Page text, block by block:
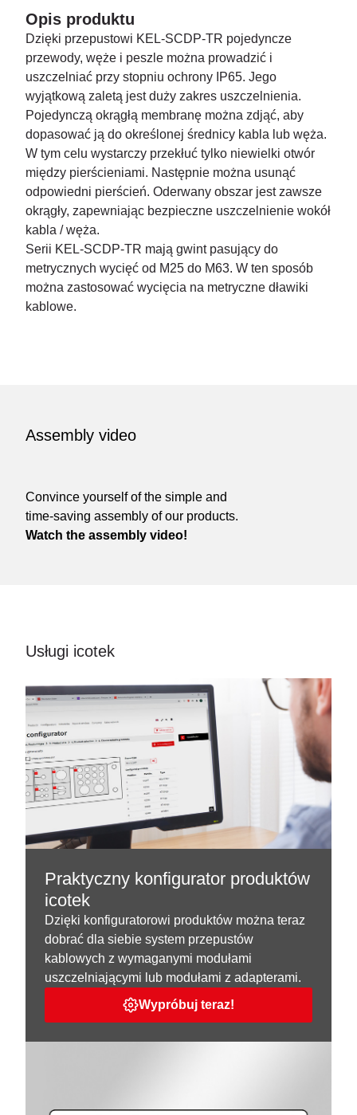
Opis produktu
Dzięki przepustowi KEL-SCDP-TR pojedyncze
przewody, węże i peszle można prowadzić i
uszczelniać przy stopniu ochrony IP65. Jego
wyjątkową zaletą jest duży zakres uszczelnienia.
Pojedynczą okrągłą membranę można zdjąć, aby
dopasować ją do określonej średnicy kabla lub węża.
W tym celu wystarczy przekłuć tylko niewielki otwór
między pierścieniami. Następnie można usunąć
odpowiedni pierścień. Oderwany obszar jest zawsze
okrągły, zapewniając bezpieczne uszczelnienie wokół
kabla / węża.
Serii KEL-SCDP-TR mają gwint pasujący do
metrycznych wycięć od M25 do M63. W ten sposób
można zastosować wycięcia na metryczne dławiki
kablowe.
Assembly video
Convince yourself of the simple and
time-saving assembly of our products.
Watch the assembly video!
Usługi icotek
Praktyczny konfigurator produktów
icotek
Dzięki konfiguratorowi produktów można teraz
dobrać dla siebie system przepustów
kablowych z wymaganymi modułami
uszczelniającymi lub modułami z adapterami.
Wypróbuj teraz!